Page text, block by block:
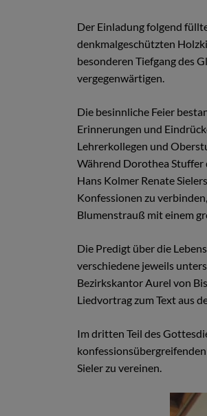
Der Einladung folgend
denkmalgeschützten
besonderen Tiefgang des
vergegenwärtigen.
Die besinnliche Feier
Erinnerungen und
Lehrerkollegen und
Während Dorothea Stuffer
Hans Kolmer Renate
Konfessionen zu
Blumenstrauß mit einem
Die Predigt über die
verschiedene jeweils
Bezirkskantor Aurel von
Liedvortrag zum Text aus
Im dritten Teil des
Sieler zu vereinen.